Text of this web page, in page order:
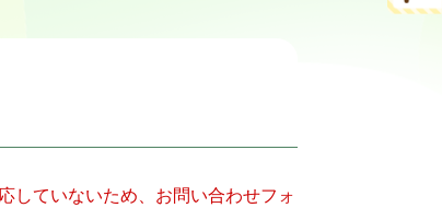
していないため、お問い合わせフォ